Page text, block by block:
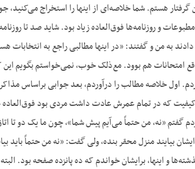
هستم. شما خلاصه‌ای از اینها را استخراج
و روزنامه‌ها فوق‌العاده زیاد بود. شاید صد تا
دادند به من و گفتند: «در اینها مطالبی راجع به
هم بوود. مع‌ذلک خوب، نمی‌خواستم بگویم این
اول خلاصه مطالب را درآوردم، بعد جوابی براساس
که در تمام عمرش عادت داشت مردی بود فوق‌العاده
گفتم «نه، من حتماً می‌آیم پیش شما»، چون ما یک دو تا
بیایند منزل محقر بنده، ولی گفت: «نه من حتماً باید
و اینها، برایشان خواندم که ده پانزده صفحه بود.